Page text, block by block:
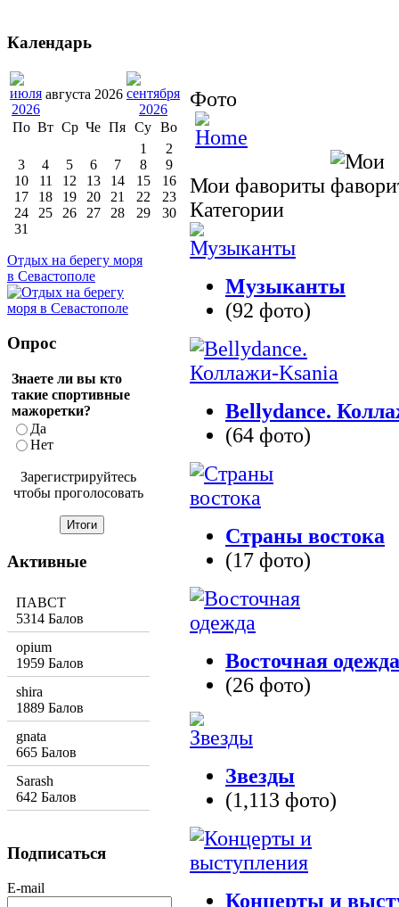
Фото
Мои фавориты
Категории
Музыканты
(92 фото)
Bellydance.
(64 фото)
Страны востока
(17 фото)
Восточная одежда
(26 фото)
Звезды
(1,113 фото)
Концерты и
Календарь
августа 2026
По Вт Ср Че Пя Су Во
1
2
3
4 5 6 7 8
9
10
11 12 13 14 15
16
17
18 19 20 21 22
23
24
25 26 27 28 29
30
31
Отдых на берегу моря
в Севастополе
Опрос
Знаете ли вы кто
такие спортивные
мажоретки?
Да
Нет
Зарегистрируйтесь
чтобы проголосовать
Активные
ПАВСТ
5314 Балов
opium
1959 Балов
shira
1889 Балов
gnata
665 Балов
Sarash
642 Балов
Подписаться
E-mail